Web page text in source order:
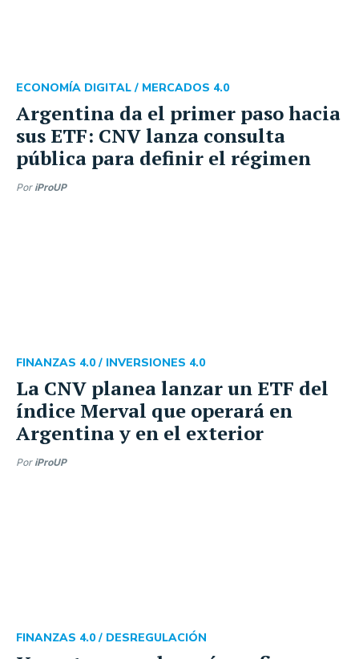
Argentina da el primer paso hacia
sus ETF: CNV lanza consulta
pública para definir el régimen
ECONOMÍA DIGITAL / MERCADOS 4.0
Por iProUP
La CNV planea lanzar un ETF del
índice Merval que operará en
Argentina y en el exterior
FINANZAS 4.0 / INVERSIONES 4.0
Por iProUP
FINANZAS 4.0 / DESREGULACIÓN